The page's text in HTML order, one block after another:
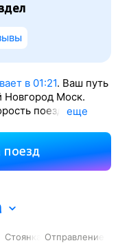
в 01:21. Ваш путь
Моск.
поезда — 108
будет 4
eще
поезд
Стоянка
Отправление